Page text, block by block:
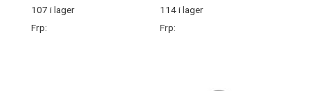
107 i lager
Frp:
114 i lager
Frp: